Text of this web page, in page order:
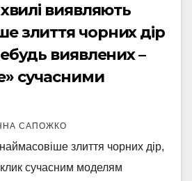
хвилі виявляють
злиття чорних дір
виявлених –
сучасними
САПОЖКО
злиття чорних дір,
сучасним моделям